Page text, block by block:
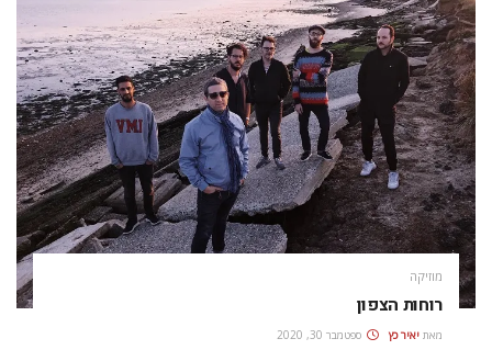
מוזיקה
רוחות הצפון
מאת יאיר כץ ספטמבר 30, 2020